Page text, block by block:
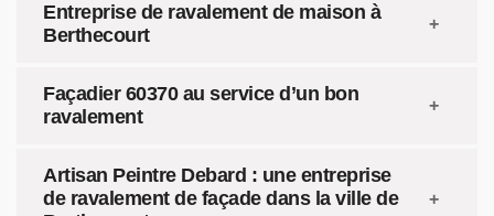
Entreprise de ravalement de maison à
Berthecourt
Façadier 60370 au service d’un bon
ravalement
Artisan Peintre Debard : une entreprise
de ravalement de façade dans la ville de